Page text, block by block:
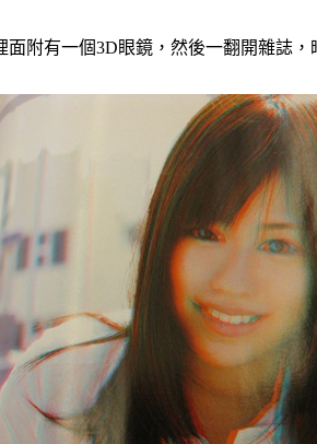
有一個3D眼鏡，然後一翻開雜誌，